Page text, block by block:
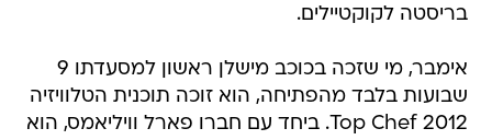
בריסטה לקוקטיילים.
אימבר, מי שזכה בכוכב מישלן ראשון למסעדתו 9
שבועות בלבד מהפתיחה, הוא זוכה תוכנית הטלוויזיה
Top Chef 2012. ביחד עם חברו פארל וויליאמס, הוא